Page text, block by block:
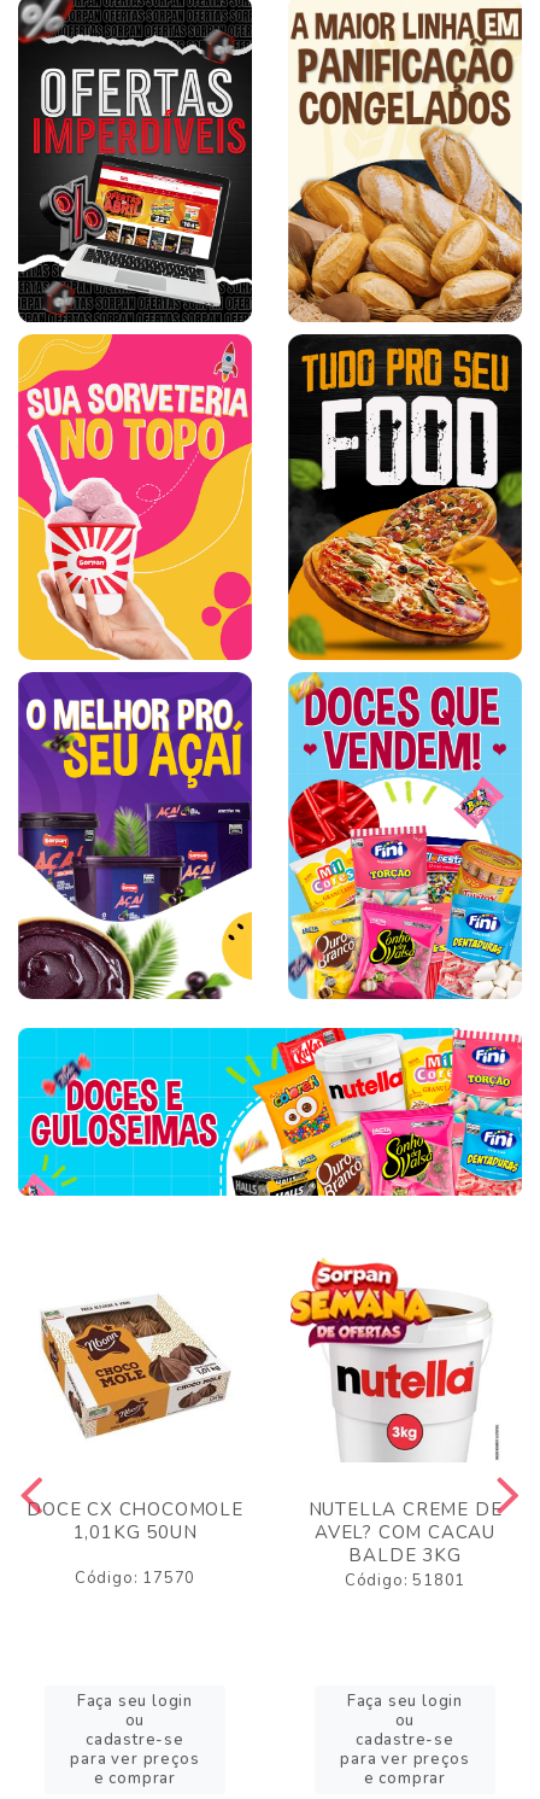
DOCE CX CHOCOMOLE
1,01KG 50UN
Código: 17570
Faça seu login
ou
cadastre-se
para ver preços
e comprar
NUTELLA CREME DE
AVEL? COM CACAU
BALDE 3KG
Código: 51801
Faça seu login
ou
cadastre-se
para ver preços
e comprar